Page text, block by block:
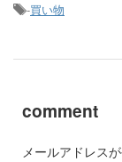
-買い物
comment
メールアドレス